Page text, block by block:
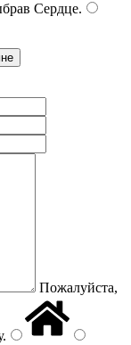
Сердце.
Пожалуйста,
.